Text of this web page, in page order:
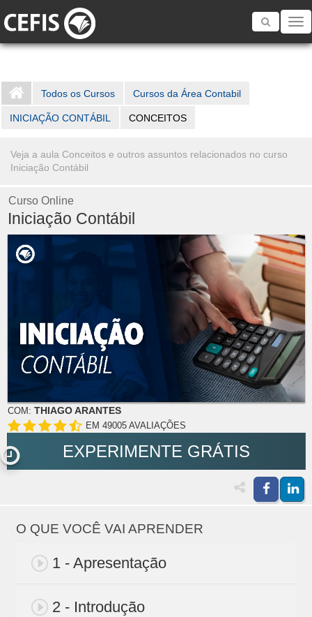
Toggle
Todos os Cursos Cursos da Área Contabil
INICIAÇÃO CONTÁBIL CONCEITOS
Veja a aula Conceitos e outros assuntos relacionados no curso
Iniciação Contábil
Curso Online
Iniciação Contábil
COM: THIAGO ARANTES
EM 49005 AVALIAÇÕES
EXPERIMENTE GRÁTIS
O QUE VOCÊ VAI APRENDER
1 - Apresentação
2 - Introdução